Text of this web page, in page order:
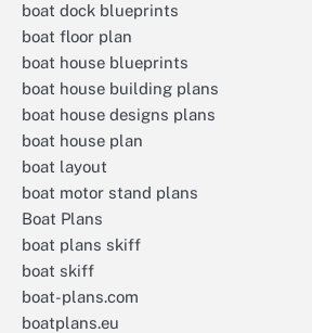
boat dock blueprints
boat floor plan
boat house blueprints
boat house building plans
boat house designs plans
boat house plan
boat layout
boat motor stand plans
Boat Plans
boat plans skiff
boat skiff
boat-plans.com
boatplans.eu